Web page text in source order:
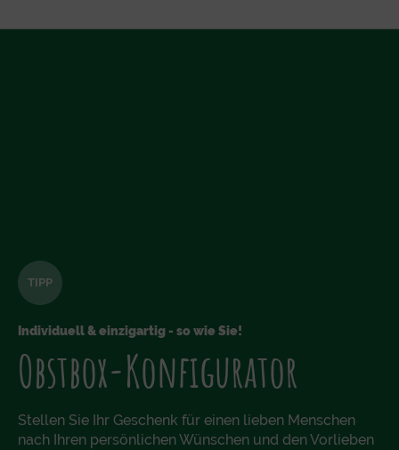
TIPP
Individuell & einzigartig - so wie Sie!
Obstbox-Konfigurator
Stellen Sie Ihr Geschenk für einen lieben Menschen
nach Ihren persönlichen Wünschen und den Vorlieben